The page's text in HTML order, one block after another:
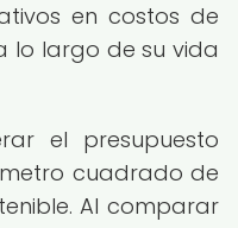
en costos de
lo largo de su vida
el presupuesto
cuadrado de
Al comparar